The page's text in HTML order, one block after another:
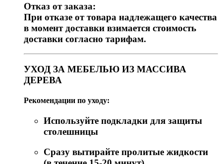
Отказ от заказа:
При отказе от товара надлежащего качества
в момент доставки взимается стоимость
доставки согласно тарифам.
УХОД ЗА МЕБЕЛЬЮ ИЗ МАССИВА
ДЕРЕВА
Рекомендации по уходу:
Используйте подкладки для защиты
столешницы
Сразу вытирайте пролитые жидкости